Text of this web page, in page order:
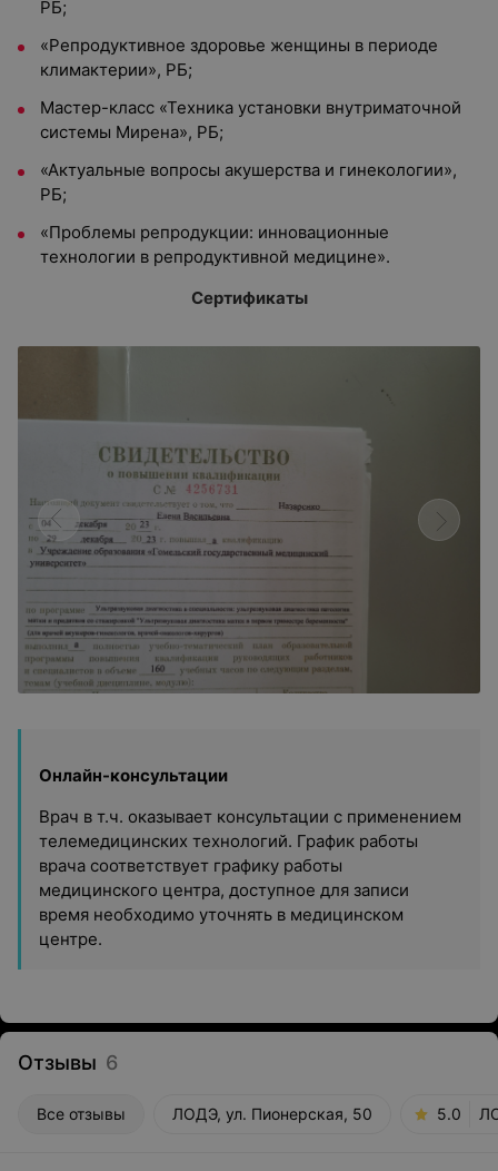
РБ;
«Репродуктивное здоровье женщины в периоде
климактерии», РБ;
Мастер-класс «Техника установки внутриматочной
системы Мирена», РБ;
«Актуальные вопросы акушерства и гинекологии»,
РБ;
«Проблемы репродукции: инновационные
технологии в репродуктивной медицине».
Сертификаты
Онлайн-консультации
Врач в т.ч. оказывает консультации с применением
телемедицинских технологий. График работы
врача соответствует графику работы
медицинского центра, доступное для записи
время необходимо уточнять в медицинском
центре.
Отзывы 6
Все отзывы ЛОДЭ, ул. Пионерская, 50 5.0